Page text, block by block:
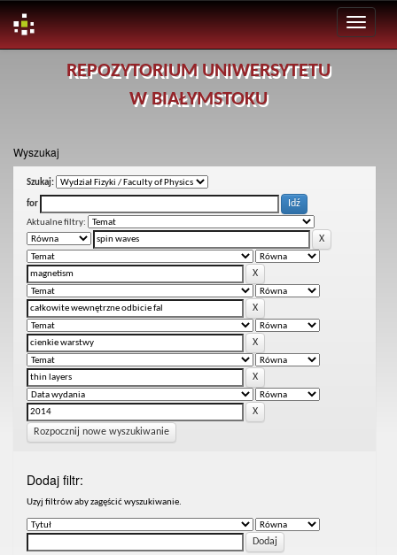
REPOZYTORIUM UNIWERSYTETU
W BIAŁYMSTOKU
Wyszukaj
Szukaj:
for
Aktualne filtry:
Rozpocznij nowe wyszukiwanie
Dodaj filtr:
Uzyj filtrów aby zagęścić wyszukiwanie.